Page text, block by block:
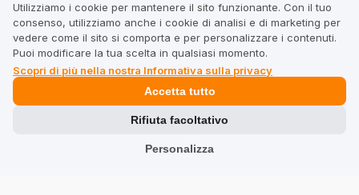
Mostra originale
5
Utilizziamo i cookie per mantenere il sito funzionante. Con il tuo
consenso, utilizziamo anche i cookie di analisi e di marketing per
vedere come il sito si comporta e per personalizzare i contenuti.
Puoi modificare la tua scelta in qualsiasi momento.
Scopri di più nella nostra Informativa sulla privacy
Personalizza
Rifiuta facoltativo
Accetta tutto